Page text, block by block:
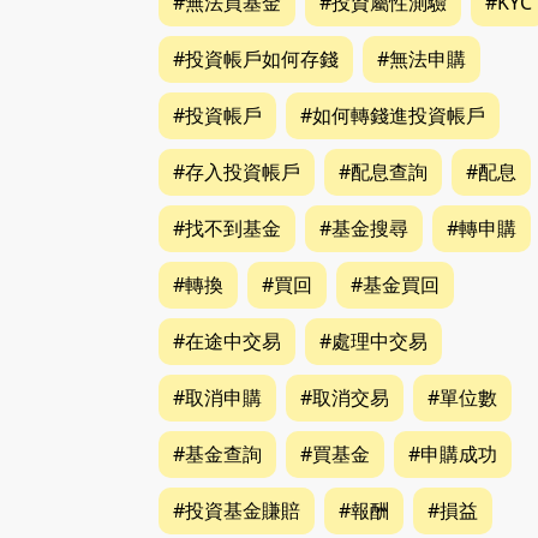
#投資帳戶如何存錢 #無法申購
#投資帳戶 #如何轉錢進投資帳戶
#存入投資帳戶 #配息查詢 #配息
#找不到基金 #基金搜尋 #轉申購
#轉換 #買回 #基金買回
#在途中交易 #處理中交易
#取消申購 #取消交易 #單位數
#基金查詢 #買基金 #申購成功
#投資基金賺賠 #報酬 #損益